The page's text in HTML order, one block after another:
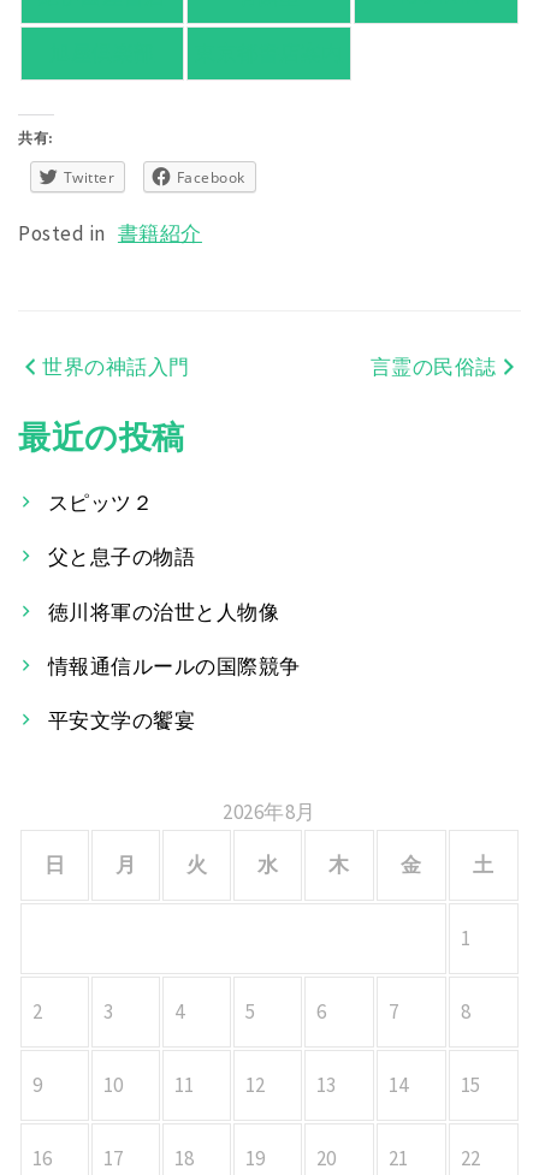
共有:
Twitter Facebook
Posted in 書籍紹介
投
稿
ビ
ゲ
ー
シ
ョ
世界の神話入門 言霊の民俗誌
最近の投稿
スピッツ２
父と息子の物語
徳川将軍の治世と人物像
情報通信ルールの国際競争
平安文学の饗宴
2026年8月
日
月 火 水 木 金 土
1
2 3 4 5 6 7 8
9 10 11 12 13 14 15
16 17 18 19 20 21 22